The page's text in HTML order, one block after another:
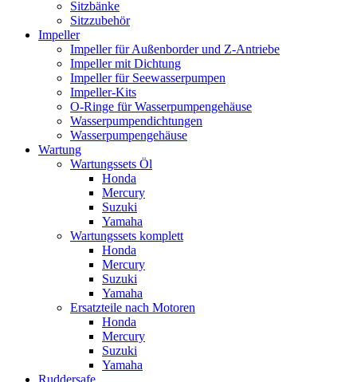
Sitzbänke
Sitzzubehör
Impeller
Impeller für Außenborder und Z-Antriebe
Impeller mit Dichtung
Impeller für Seewasserpumpen
Impeller-Kits
O-Ringe für Wasserpumpengehäuse
Wasserpumpendichtungen
Wasserpumpengehäuse
Wartung
Wartungssets Öl
Honda
Mercury
Suzuki
Yamaha
Wartungssets komplett
Honda
Mercury
Suzuki
Yamaha
Ersatzteile nach Motoren
Honda
Mercury
Suzuki
Yamaha